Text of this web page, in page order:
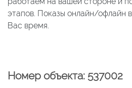
этапов. Показы онлайн/офлайн
Вас время.
Номер объекта: 537002